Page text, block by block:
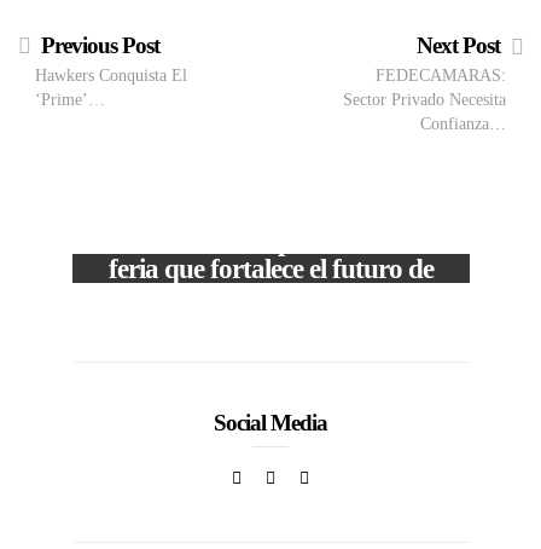
Previous Post
Hawkers Conquista El
‘Prime’…
Next Post
FEDECAMARAS:
Sector Privado Necesita
Confianza…
feria que fortalece el futuro de
Social Media